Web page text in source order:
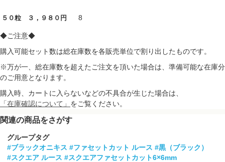
５０粒 ３，９８０円 8
◆ご注意◆
購入可能セット数は総在庫数を各販売単位で割り出したものです。
※万が一、総在庫数を超えたご注文を頂いた場合は、準備可能な在庫分
のご用意となります。
購入時、カートに入らないなどの不具合が生じた場合は、
「在庫確認について」 をご覧ください。
関連の商品をさがす
グループタグ
#ブラックオニキス #ファセットカット ルース #黒（ブラック）
#スクエア ルース #スクエアファセットカット6×6mm